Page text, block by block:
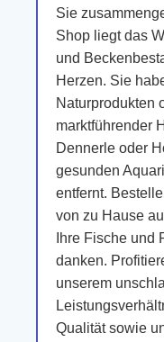
Sie
Shop liegt das
und
Herzen. Sie
Naturprodukten
marktführender
Dennerle oder
gesunden
entfernt.
von zu Hause
Ihre Fische und
danken.
unserem
Qualität sowie